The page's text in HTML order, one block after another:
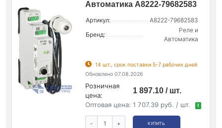
Автоматика A8222-79682583
Артикул:
A8222-79682583
Бренд:
Реле и
Автоматика
14 шт., срок поставки 5-7 рабочих дней
Обновлено 07.08.2026
Розничная
цена:
1 897.10 / шт.
Оптовая цена: 1 707.39 руб. / шт. !
- + КУПИТЬ